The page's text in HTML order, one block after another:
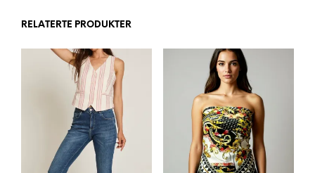
RELATERTE PRODUKTER